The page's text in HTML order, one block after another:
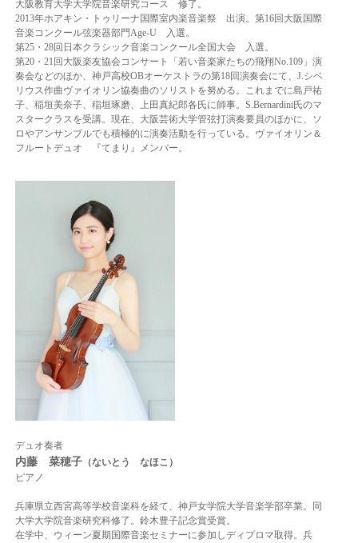
大阪教育大学大学院音楽研究コース 修了。
2013年ホアキン・トゥリーナ国際室内楽音楽祭 出演。 第16回大阪国際
音楽コンクール弦楽器部門Age-U 入選。
第25・28回日本クラシック音楽コンクール全国大会 入選。
第20・21回大阪楽友協会コンサート「若い音楽家たちの飛翔No.109」演
奏会などのほか、 神戸高校OBオーケストラの第18回演奏会にて、J.シベ
リウス作曲ヴァイオリン協奏曲のソリストを努める。 これまでに島戸祐
子、稲垣美奈子、稲垣琢磨、上田真紀郎各氏に師事。 S.Bernardini氏のマ
スタークラスを受講。 現在、大阪芸術大学管弦打演奏要員のほかに、ソ
ロやアンサンブルでも積極的に演奏活動を行っている。 ヴァイオリン＆
フルートデュオ 『てまり』メンバー。
デュオ奏者
内藤 菜穂子（ないとう なほこ）
ピアノ
兵庫県立西宮高等学校音楽科を経て、神戸女学院大学音楽学部卒業。同
大学大学院音楽研究科修了。鈴木豊子記念賞受賞。
在学中、ウィーン夏期国際音楽セミナーに参加しディプロマ取得。兵